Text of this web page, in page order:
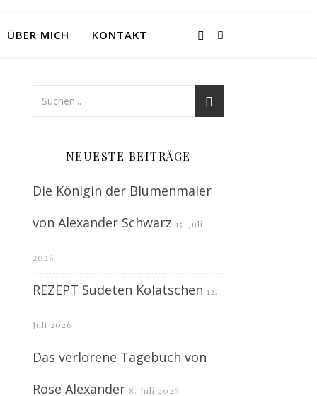
ÜBER MICH KONTAKT
NEUESTE BEITRÄGE
Die Königin der Blumenmaler
von Alexander Schwarz 15. Juli
2026
REZEPT Sudeten Kolatschen 12.
Juli 2026
Das verlorene Tagebuch von
Rose Alexander 8. Juli 2026